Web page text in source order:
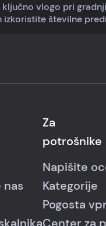
vlogo pri
izkoristite številne
nas
Za
potrošnike
Napišite
Kategorije
Pogosta